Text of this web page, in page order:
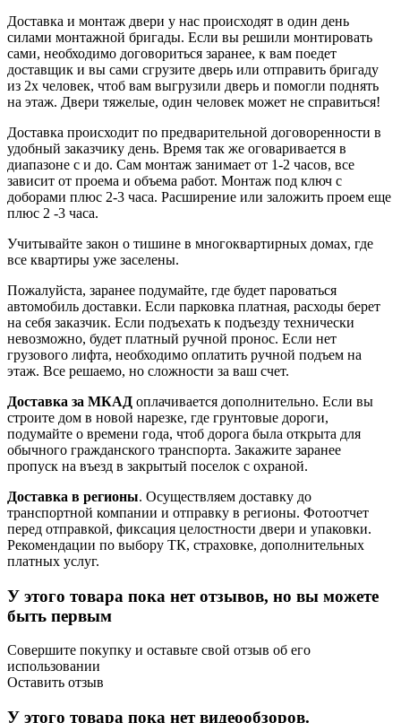
Доставка и монтаж двери у нас происходят в один день
силами монтажной бригады. Если вы решили монтировать
сами, необходимо договориться заранее, к вам поедет
доставщик и вы сами сгрузите дверь или отправить бригаду
из 2х человек, чтоб вам выгрузили дверь и помогли поднять
на этаж. Двери тяжелые, один человек может не справиться!
Доставка происходит по предварительной договоренности в
удобный заказчику день. Время так же оговаривается в
диапазоне с и до. Сам монтаж занимает от 1-2 часов, все
зависит от проема и объема работ. Монтаж под ключ с
доборами плюс 2-3 часа. Расширение или заложить проем еще
плюс 2 -3 часа.
Учитывайте закон о тишине в многоквартирных домах, где
все квартиры уже заселены.
Пожалуйста, заранее подумайте, где будет пароваться
автомобиль доставки. Если парковка платная, расходы берет
на себя заказчик. Если подъехать к подъезду технически
невозможно, будет платный ручной пронос. Если нет
грузового лифта, необходимо оплатить ручной подъем на
этаж. Все решаемо, но сложности за ваш счет.
Доставка за МКАД оплачивается дополнительно. Если вы
строите дом в новой нарезке, где грунтовые дороги,
подумайте о времени года, чтоб дорога была открыта для
обычного гражданского транспорта. Закажите заранее
пропуск на въезд в закрытый поселок с охраной.
Доставка в регионы. Осуществляем доставку до
транспортной компании и отправку в регионы. Фотоотчет
перед отправкой, фиксация целостности двери и упаковки.
Рекомендации по выбору ТК, страховке, дополнительных
платных услуг.
У этого товара пока нет отзывов, но вы можете
быть первым
Совершите покупку и оставьте свой отзыв об его
использовании
Оставить отзыв
У этого товара пока нет видеообзоров.